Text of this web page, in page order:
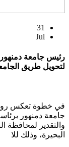
31
Jul
رئيس جامعة دمنهور
لتحويل طريق
في خطوة تعكس روح
جامعة دمنهور
والتقدير لمحافظة
البحيرة، وذلك للا